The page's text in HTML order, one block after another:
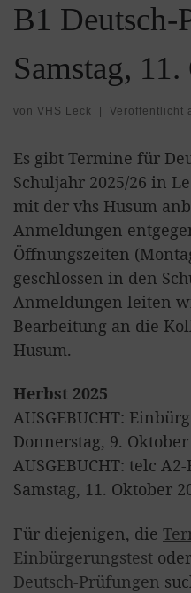
B1 Deutsch-
Samstag,
von VHS Leck | Veröffentlicht
Es gibt Termine für
Schuljahr 2025/26 in
mit der vhs Husum
Anmeldungen
Öffnungszeiten
geschlossen in den
Anmeldungen leiten
Bearbeitung an die
Husum.
Herbst 2025
AUSGEBUCHT:
Donnerstag, 9.
AUSGEBUCHT: telc
Samstag, 11. Oktober
Für diejenigen, die
Einbürgerungstest oder
Deutsch-Prüfungen